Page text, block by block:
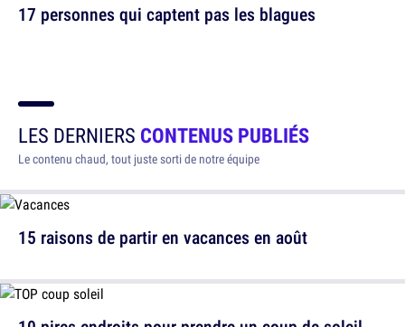
17 personnes qui captent pas les blagues
LES DERNIERS CONTENUS PUBLIÉS
Le contenu chaud, tout juste sorti de notre équipe
15 raisons de partir en vacances en août